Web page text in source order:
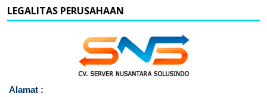
LEGALITAS PERUSAHAAN
Alamat :